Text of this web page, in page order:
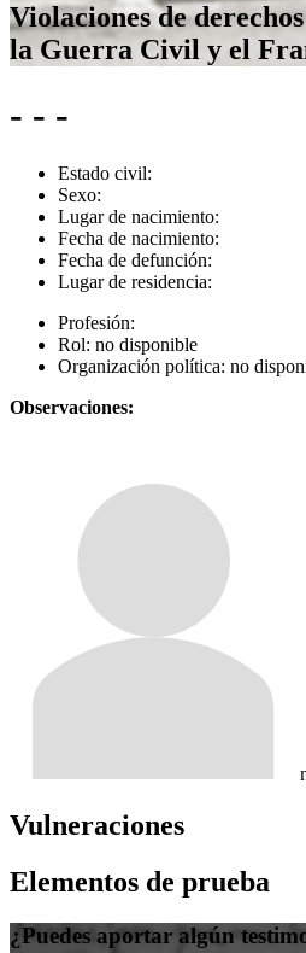
Violaciones de
la Guerra Civil y el
- - -
Estado civil:
Sexo:
Lugar de nacimiento:
Fecha de nacimiento:
Fecha de defunción:
Lugar de residencia:
Profesión:
Rol: no disponible
Organización política: no
Observaciones:
Vulneraciones
Elementos de prueba
¿Puedes aportar algún